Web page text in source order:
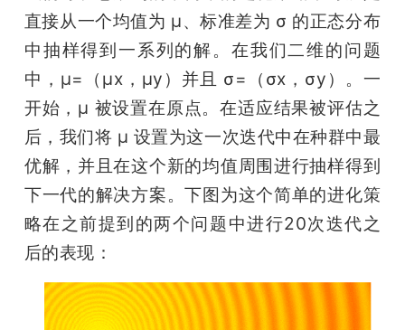
直接从一个均值为 μ、标准差为 σ 的正态分布
中抽样得到一系列的解。在我们二维的问题
中，μ=（μx，μy）并且 σ=（σx，σy）。一
开始，μ 被设置在原点。在适应结果被评估之
后，我们将 μ 设置为这一次迭代中在种群中最
优解，并且在这个新的均值周围进行抽样得到
下一代的解决方案。下图为这个简单的进化策
略在之前提到的两个问题中进行20次迭代之
后的表现：